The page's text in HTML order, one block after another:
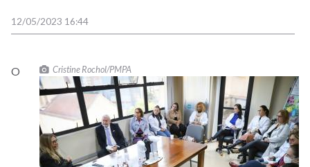
12/05/2023 16:44
Cristine Rochol/PMPA
O